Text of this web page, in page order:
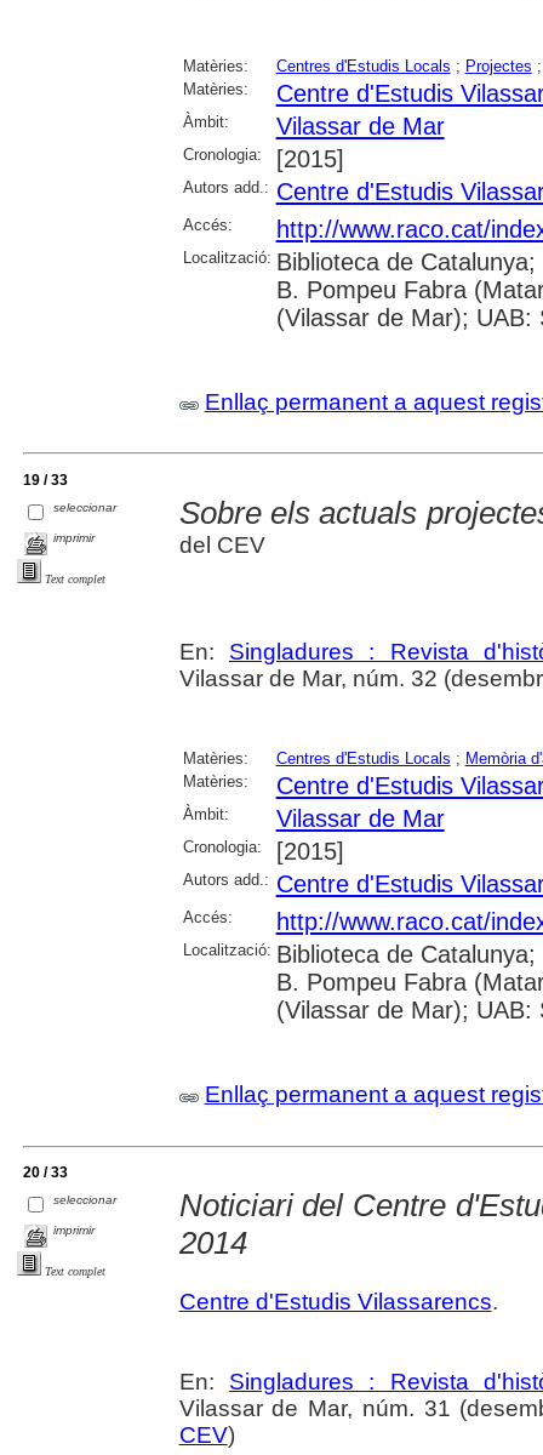
Matèries: Centres d'Estudis Locals ; Projectes
Matèries:
Centre d'Estudis
Àmbit: Vilassar de Mar
Cronologia: [2015]
Autors add.: Centre d'Estudis
Accés: http://www.raco.cat/
Localització: Biblioteca de
B. Pompeu Fabra
(Vilassar de Mar); UAB:
Enllaç permanent a aquest
19 / 33
seleccionar
imprimir
Text complet
Sobre els actuals
del CEV
En: Singladures : Revista
Vilassar de Mar, núm. 32
Matèries: Centres d'Estudis Locals ; Memòria
Matèries:
Centre d'Estudis
Àmbit: Vilassar de Mar
Cronologia: [2015]
Autors add.: Centre d'Estudis
Accés: http://www.raco.cat/
Localització: Biblioteca de
B. Pompeu Fabra
(Vilassar de Mar); UAB:
Enllaç permanent a aquest
20 / 33
seleccionar
imprimir
Text complet
Noticiari del Centre
2014
Centre d'Estudis Vilassarencs.
En: Singladures : Revista
Vilassar de Mar, núm. 31
CEV)